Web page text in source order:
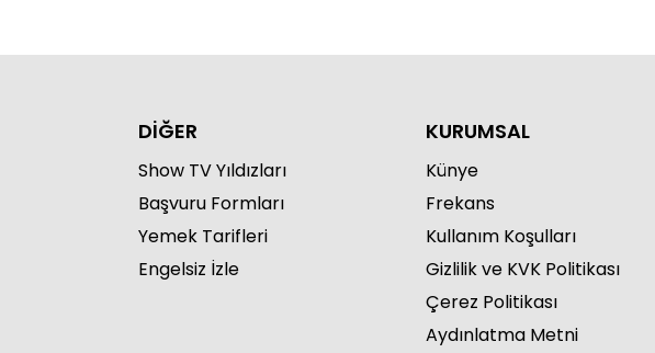
DİĞER
Show TV Yıldızları
Başvuru Formları
Yemek Tarifleri
Engelsiz İzle
KURUMSAL
Künye
Frekans
Kullanım Koşulları
Gizlilik ve KVK Politikası
Çerez Politikası
Aydınlatma Metni